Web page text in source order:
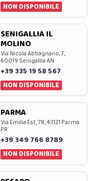
NON DISPONIBILE
SENIGALLIA IL
MOLINO
Via Nicola Abbagnano, 7,
60019 Senigallia AN
+39 335 19 58 567
NON DISPONIBILE
PARMA
Via Emilia Est, 7B, 43121 Parma
PR
+39 349 766 8789
NON DISPONIBILE